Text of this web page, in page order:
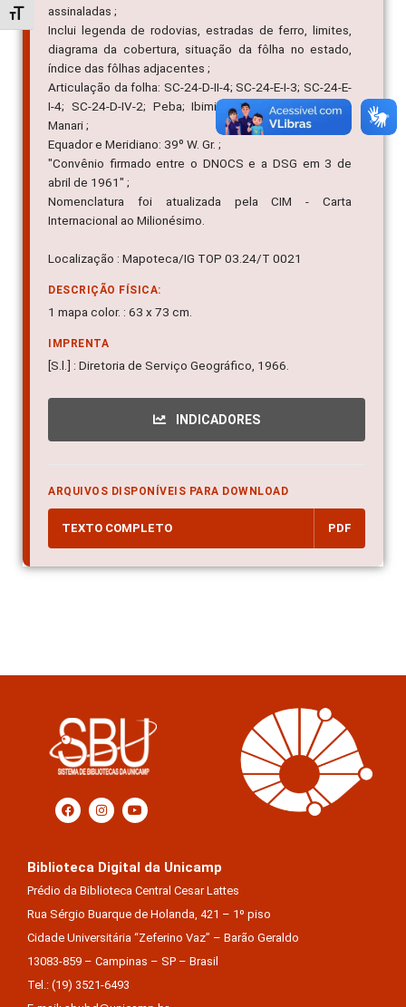
Alternar tamanho da fonte
assinaladas ;
Inclui legenda de rodovias, estradas de ferro, limites,
diagrama da cobertura, situação da fôlha no estado,
índice das fôlhas adjacentes ;
Articulação da folha: SC-24-D-II-4; SC-24-E-I-3; SC-24-E-
I-4; SC-24-D-IV-2; Peba; Ibimirim; SC-24-D-IV-4; Inajá;
Manari ;
Equador e Meridiano: 39º W. Gr. ;
"Convênio firmado entre o DNOCS e a DSG em 3 de
abril de 1961" ;
Nomenclatura foi atualizada pela CIM - Carta
Internacional ao Milionésimo.
Localização : Mapoteca/IG TOP 03.24/T 0021
DESCRIÇÃO FÍSICA:
1 mapa color. : 63 x 73 cm.
IMPRENTA
[S.l.] : Diretoria de Serviço Geográfico, 1966.
INDICADORES
ARQUIVOS DISPONÍVEIS PARA DOWNLOAD
TEXTO COMPLETO PDF
Biblioteca Digital da Unicamp
Prédio da Biblioteca Central Cesar Lattes
Rua Sérgio Buarque de Holanda, 421 – 1º piso
Cidade Universitária “Zeferino Vaz” – Barão Geraldo
13083-859 – Campinas – SP – Brasil
Tel.: (19) 3521-6493